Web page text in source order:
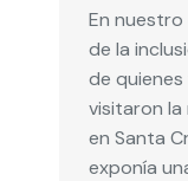
En
de la
de
visitaron la
en Santa
exponía